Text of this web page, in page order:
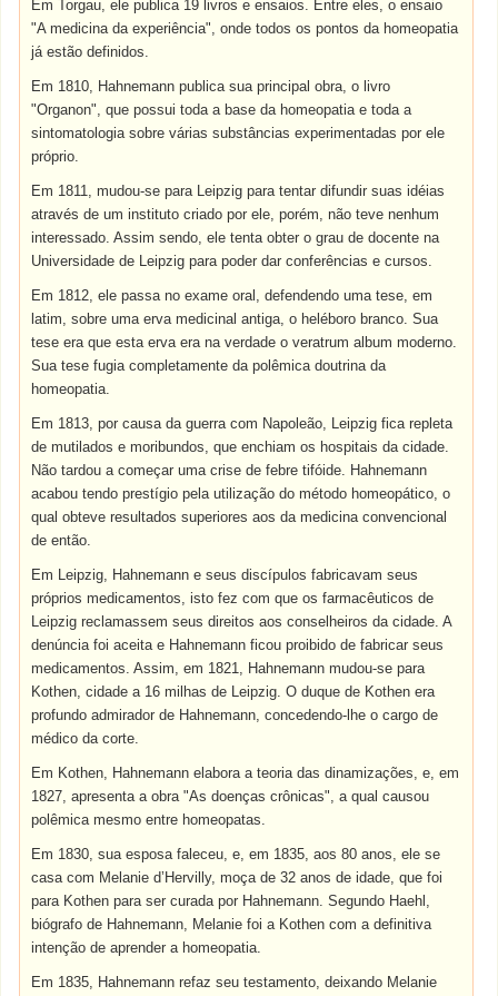
Em Torgau, ele publica 19 livros e ensaios. Entre eles, o ensaio
"A medicina da experiência", onde todos os pontos da homeopatia
já estão definidos.
Em 1810, Hahnemann publica sua principal obra, o livro
"Organon", que possui toda a base da homeopatia e toda a
sintomatologia sobre várias substâncias experimentadas por ele
próprio.
Em 1811, mudou-se para Leipzig para tentar difundir suas idéias
através de um instituto criado por ele, porém, não teve nenhum
interessado. Assim sendo, ele tenta obter o grau de docente na
Universidade de Leipzig para poder dar conferências e cursos.
Em 1812, ele passa no exame oral, defendendo uma tese, em
latim, sobre uma erva medicinal antiga, o heléboro branco. Sua
tese era que esta erva era na verdade o veratrum album moderno.
Sua tese fugia completamente da polêmica doutrina da
homeopatia.
Em 1813, por causa da guerra com Napoleão, Leipzig fica repleta
de mutilados e moribundos, que enchiam os hospitais da cidade.
Não tardou a começar uma crise de febre tifóide. Hahnemann
acabou tendo prestígio pela utilização do método homeopático, o
qual obteve resultados superiores aos da medicina convencional
de então.
Em Leipzig, Hahnemann e seus discípulos fabricavam seus
próprios medicamentos, isto fez com que os farmacêuticos de
Leipzig reclamassem seus direitos aos conselheiros da cidade. A
denúncia foi aceita e Hahnemann ficou proibido de fabricar seus
medicamentos. Assim, em 1821, Hahnemann mudou-se para
Kothen, cidade a 16 milhas de Leipzig. O duque de Kothen era
profundo admirador de Hahnemann, concedendo-lhe o cargo de
médico da corte.
Em Kothen, Hahnemann elabora a teoria das dinamizações, e, em
1827, apresenta a obra "As doenças crônicas", a qual causou
polêmica mesmo entre homeopatas.
Em 1830, sua esposa faleceu, e, em 1835, aos 80 anos, ele se
casa com Melanie d’Hervilly, moça de 32 anos de idade, que foi
para Kothen para ser curada por Hahnemann. Segundo Haehl,
biógrafo de Hahnemann, Melanie foi a Kothen com a definitiva
intenção de aprender a homeopatia.
Em 1835, Hahnemann refaz seu testamento, deixando Melanie